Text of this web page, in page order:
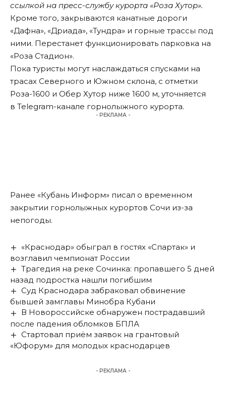
ссылкой на пресс-службу курорта «Роза Хутор».
Кроме того, закрываются канатные дороги
«Дафна», «Дриада», «Тундра» и горные трассы под
ними. Перестанет функционировать парковка на
«Роза Стадион».
Пока туристы могут наслаждаться спусками на
трасах Северного и Южном склона, с отметки
Роза-1600 и Обер Хутор ниже 1600 м, уточняется
в Telegram-канале горнолыжного курорта.
- РЕКЛАМА -
Ранее «Кубань Информ» писал о временном
закрытии горнолыжных курортов Сочи из-за
непогоды.
«Краснодар» обыграл в гостях «Спартак» и
возглавил чемпионат России
Трагедия на реке Сочинка: пропавшего 5 дней
назад подростка нашли погибшим
Суд Краснодара забраковал обвинение
бывшей замглавы Минобра Кубани
В Новороссийске обнаружен пострадавший
после падения обломков БПЛА
Стартовал приём заявок на грантовый
«Юфорум» для молодых краснодарцев
- РЕКЛАМА -